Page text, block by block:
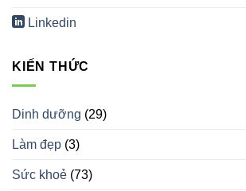
Linkedin
KIẾN THỨC
Dinh dưỡng (29)
Làm đẹp (3)
Sức khoẻ (73)